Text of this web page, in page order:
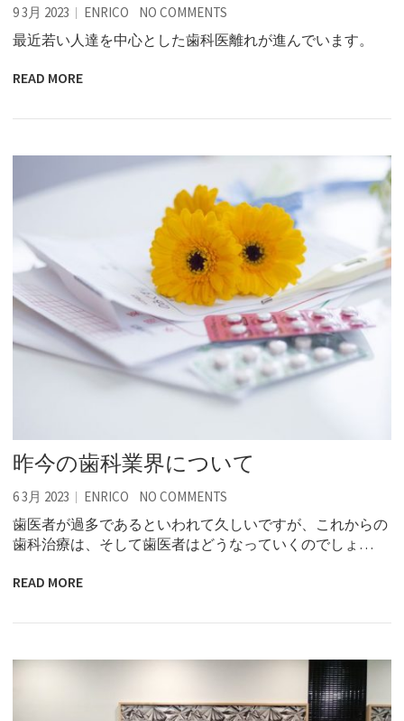
9 3月 2023 ENRICO NO COMMENTS
最近若い人達を中心とした歯科医離れが進んでいます。
READ MORE
昨今の歯科業界について
6 3月 2023 ENRICO NO COMMENTS
歯医者が過多であるといわれて久しいですが、これからの
歯科治療は、そして歯医者はどうなっていくのでしょ…
READ MORE